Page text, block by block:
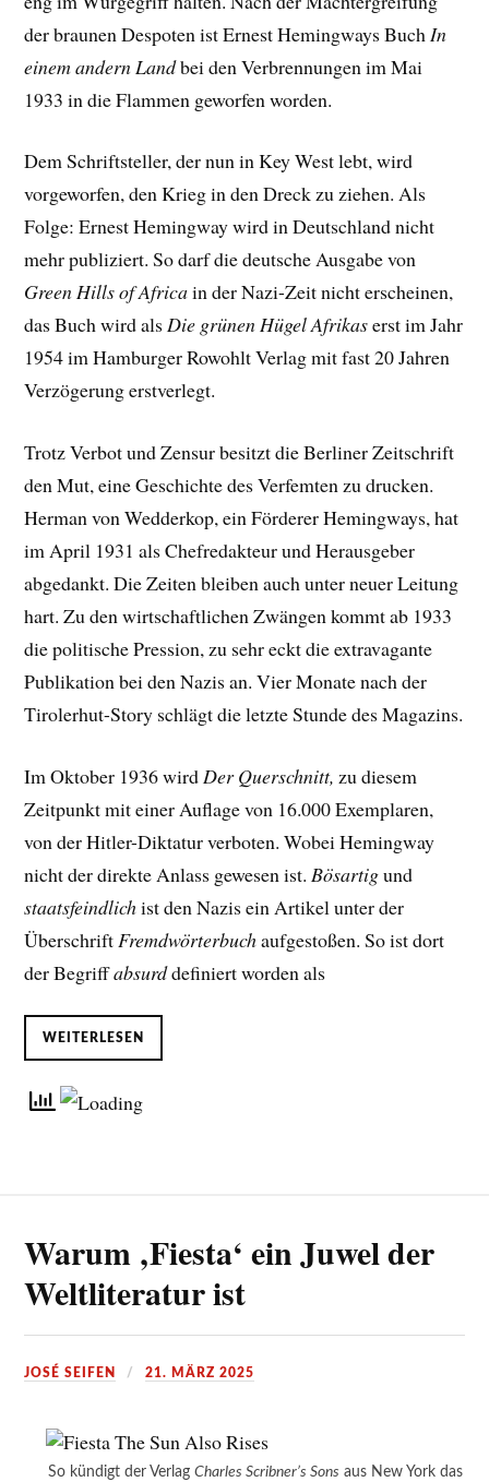
der braunen Despoten ist Ernest Hemingways Buch In
einem andern Landbei den Verbrennungen im Mai
1933 in die Flammen geworfen worden.
Dem Schriftsteller, der nun in Key West lebt, wird
vorgeworfen, den Krieg in den Dreck zu ziehen. Als
Folge: Ernest Hemingway wird in Deutschland nicht
mehr publiziert. So darf die deutsche Ausgabe von
Green Hills of Africain der Nazi-Zeit nicht erscheinen,
das Buch wird alsDie grünen Hügel Afrikaserst im Jahr
1954 im Hamburger Rowohlt Verlag mit fast 20 Jahren
Verzögerung erstverlegt.
Trotz Verbot und Zensur besitzt die Berliner Zeitschrift
den Mut, eine Geschichte des Verfemten zu drucken.
Herman von Wedderkop, ein Förderer Hemingways, hat
im April 1931 als Chefredakteur und Herausgeber
abgedankt. Die Zeiten bleiben auch unter neuer Leitung
hart. Zu den wirtschaftlichen Zwängen kommt ab 1933
die politische Pression, zu sehr eckt die extravagante
Publikation bei den Nazis an. Vier Monate nach der
Tirolerhut-Story schlägt die letzte Stunde des Magazins.
Im Oktober 1936 wirdDer Querschnitt,zu diesem
Zeitpunkt mit einer Auflage von 16.000 Exemplaren,
von der Hitler-Diktatur verboten. Wobei Hemingway
nicht der direkte Anlass gewesen ist.Bösartigund
staatsfeindlichist den Nazis ein Artikel unter der
ÜberschriftFremdwörterbuchaufgestoßen. So ist dort
der Begriffabsurddefiniert worden als
WEITERLESEN
Warum ‚Fiesta‘ ein Juwel der
Weltliteratur ist
JOSÉ SEIFEN 21. MÄRZ 2025
So kündigt der Verlag Charles Scribner’s Sons aus New York das